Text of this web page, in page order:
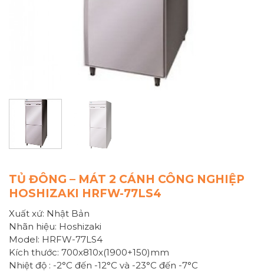
TỦ ĐÔNG – MÁT 2 CÁNH CÔNG NGHIỆP
HOSHIZAKI HRFW-77LS4
Xuất xứ: Nhật Bản
Nhãn hiệu: Hoshizaki
Model: HRFW-77LS4
Kích thước: 700x810x(1900+150)mm
Nhiệt độ : -2°C đến -12°C và -23°C đến -7°C